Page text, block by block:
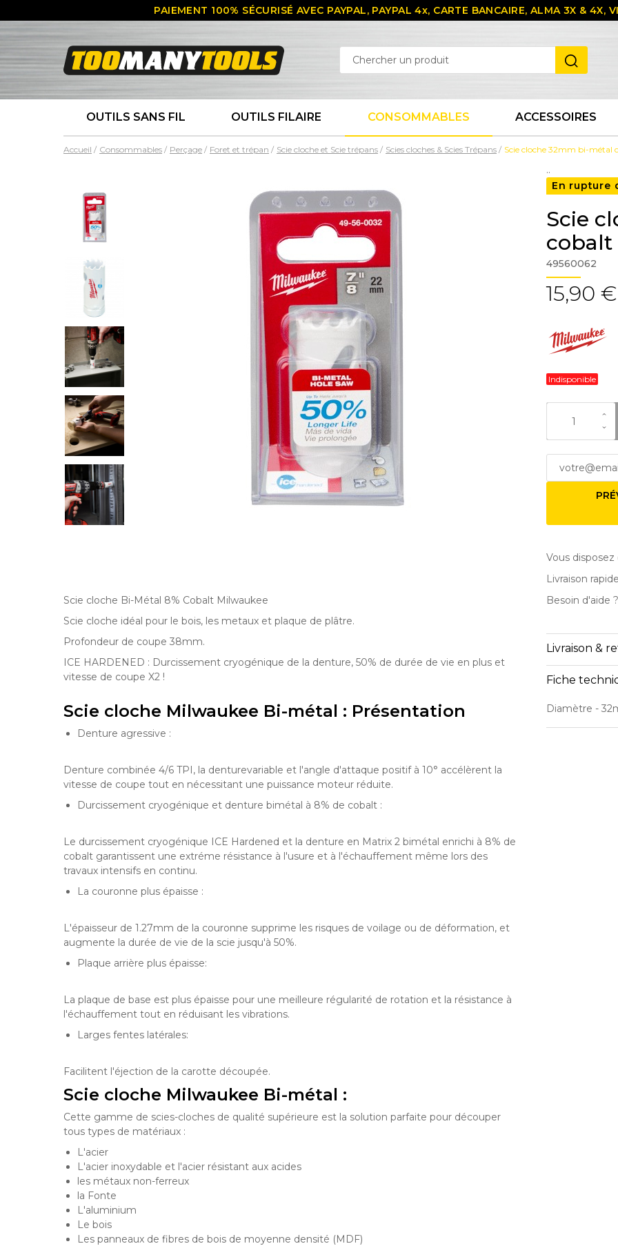
PAIEMENT 100% SÉCURISÉ AVEC PAYPAL, PAYPAL 4x, CARTE BANCAIRE, ALMA 3X & 4X,
OUTILS SANS FIL OUTILS FILAIRE CONSOMMABLES ACCESSOIRES
Accueil Consommables Perçage Foret et trépan Scie cloche et Scie trépans Scies cloches & Scies Trépans Scie cloche 32mm bi-métal
Scie cloche Bi-Métal 8% Cobalt Milwaukee
Scie cloche idéal pour le bois, les metaux et plaque de plâtre.
Profondeur de coupe 38mm.
ICE HARDENED : Durcissement cryogénique de la denture, 50% de durée de vie en plus et
vitesse de coupe X2 !
Scie cloche Milwaukee Bi-métal : Présentation
Denture agressive :
Denture combinée 4/6 TPI, la denturevariable et l'angle d'attaque positif à 10° accélèrent la
vitesse de coupe tout en nécessitant une puissance moteur réduite.
Durcissement cryogénique et denture bimétal à 8% de cobalt :
Le durcissement cryogénique ICE Hardened et la denture en Matrix 2 bimétal enrichi à 8% de
cobalt garantissent une extréme résistance à l'usure et à l'échauffement même lors des
travaux intensifs en continu.
La couronne plus épaisse :
L'épaisseur de 1.27mm de la couronne supprime les risques de voilage ou de déformation, et
augmente la durée de vie de la scie jusqu'à 50%.
Plaque arrière plus épaisse:
La plaque de base est plus épaisse pour une meilleure régularité de rotation et la résistance à
l'échauffement tout en réduisant les vibrations.
Larges fentes latérales:
Facilitent l'éjection de la carotte découpée.
Scie cloche Milwaukee Bi-métal :
Cette gamme de scies-cloches de qualité supérieure est la solution parfaite pour découper
tous types de matériaux :
L'acier
L'acier inoxydable et l'acier résistant aux acides
les métaux non-ferreux
la Fonte
L'aluminium
Le bois
Les panneaux de fibres de bois de moyenne densité (MDF)
..
En rupture
Scie
cobalt
49560062
15,90 €
Indisponible
Vous
Livraison
Besoin d'aide
Livraison &
Fiche
Diamètre -